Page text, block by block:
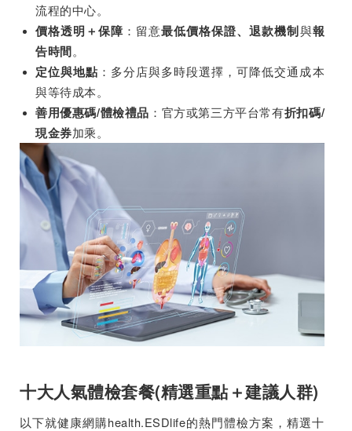
流程的中心。
價格透明＋保障 ：留意最低價格保證、退款機制與報
告時間。
定位與地點 ：多分店與多時段選擇，可降低交通成本
與等待成本。
善用優惠碼/體檢禮品 ：官方或第三方平台常有折扣碼/
現金券加乘。
十大人氣體檢套餐(精選重點＋建議人群)
以下就健康網購health.ESDlife的熱門體檢方案，精選十